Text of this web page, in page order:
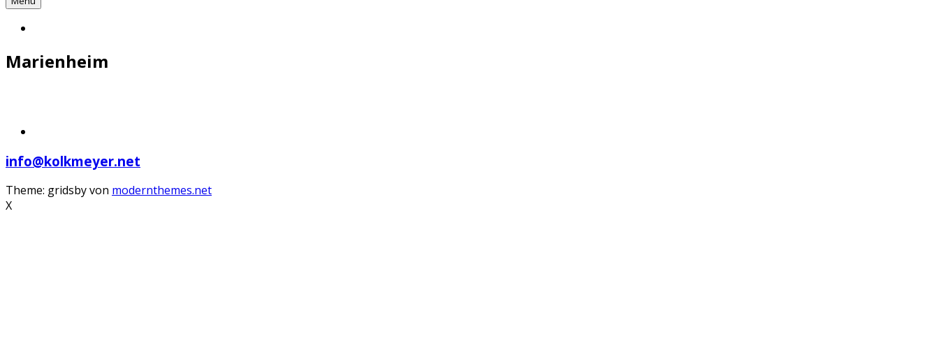
Marienheim
info@kolkmeyer.net
Theme: gridsby von modernthemes.net
X